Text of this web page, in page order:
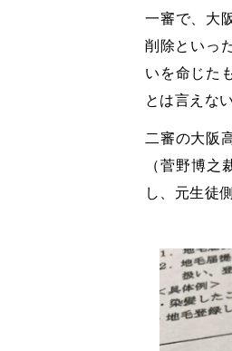
一審で、大
削除といっ
いを命じた
とは言えな
二審の大阪
（菅野博之
し、元生徒